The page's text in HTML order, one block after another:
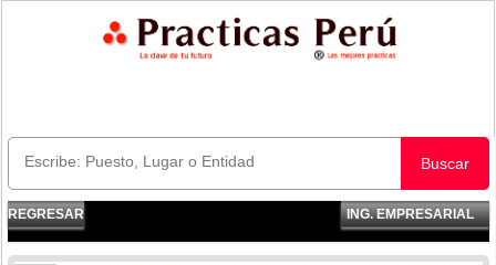
Buscar
REGRESAR ING. EMPRESARIAL